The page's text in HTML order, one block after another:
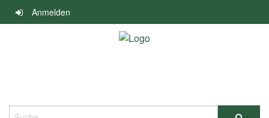
Navigation
überspringen
Anmelden
Suche